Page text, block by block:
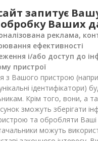
троянда Букет
6 432 грн
запитує
обробку Ваших
реклама,
ефективності
і/або доступ до
пристрої
з Вашого пристрою
ідентифікатори)
Крім того, вони, а
зможуть зберігати
та обробляти Ваші
можуть